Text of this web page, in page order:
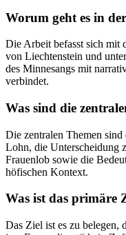
Worum geht es in
Die Arbeit befasst sich mit
von Liechtenstein und
des Minnesangs mit
verbindet.
Was sind die
Die zentralen Themen
Lohn, die Unterscheidung
Frauenlob sowie die
höfischen Kontext.
Was ist das primäre
Das Ziel ist es zu belegen,